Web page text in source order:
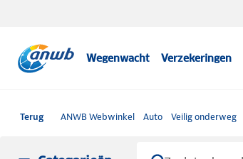
Wegenwacht Verzekeringen
Terug ANWB Webwinkel Auto Veilig onderweg